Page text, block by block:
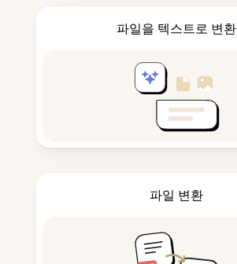
파일을 텍스트로 변환
파일 변환